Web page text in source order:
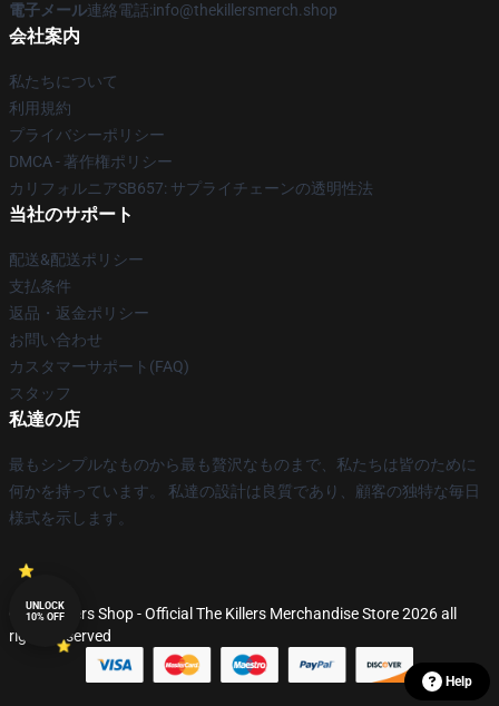
電子メール連絡電話:info@thekillersmerch.shop
会社案内
私たちについて
利用規約
プライバシーポリシー
DMCA - 著作権ポリシー
カリフォルニアSB657: サプライチェーンの透明性法
当社のサポート
配送&配送ポリシー
支払条件
返品・返金ポリシー
お問い合わせ
カスタマーサポート(FAQ)
スタッフ
私達の店
最もシンプルなものから最も贅沢なものまで、私たちは皆のために
何かを持っています。 私達の設計は良質であり、顧客の独特な毎日
様式を示します。
© The Killers Shop - Official The Killers Merchandise Store 2026 all
rights reserved
Help
UNLOCK
10% OFF